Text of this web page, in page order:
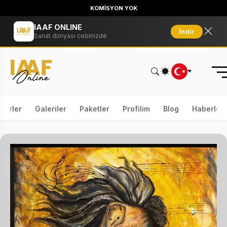
KOMİSYON YOK
IAAF ONLINE
Sanat dünyası cebinizde
İndir
Galeriler Paketler Profilim Blog Haberler